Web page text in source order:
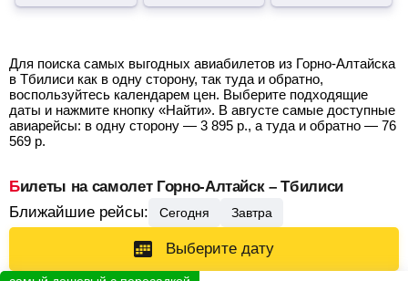
Для поиска самых выгодных авиабилетов из Горно-Алтайска
в Тбилиси как в одну сторону, так туда и обратно,
воспользуйтесь календарем цен. Выберите подходящие
даты и нажмите кнопку «Найти». В августе самые доступные
авиарейсы: в одну сторону — 3 895 р., а туда и обратно — 76
569 р.
Билеты на самолет Горно-Алтайск – Тбилиси
Ближайшие рейсы:
Сегодня Завтра
Выберите дату